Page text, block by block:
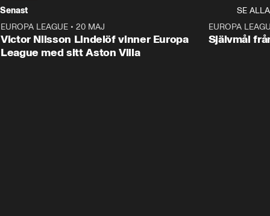
Senast
SE ALLA
EUROPA LEAGUE • 20 MAJ
Victor Nilsson Lindelöf vinner Europa
League med sitt Aston Villa
EUROPA
Självmål